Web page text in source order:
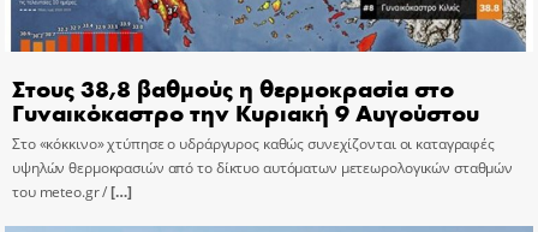
Στους 38,8 βαθμούς η θερμοκρασία στο
Γυναικόκαστρο την Κυριακή 9 Αυγούστου
Στο «κόκκινο» χτύπησε ο υδράργυρος καθώς συνεχίζονται οι καταγραφές
υψηλών θερμοκρασιών από το δίκτυο αυτόματων μετεωρολογικών σταθμών
του meteo.gr /[…]